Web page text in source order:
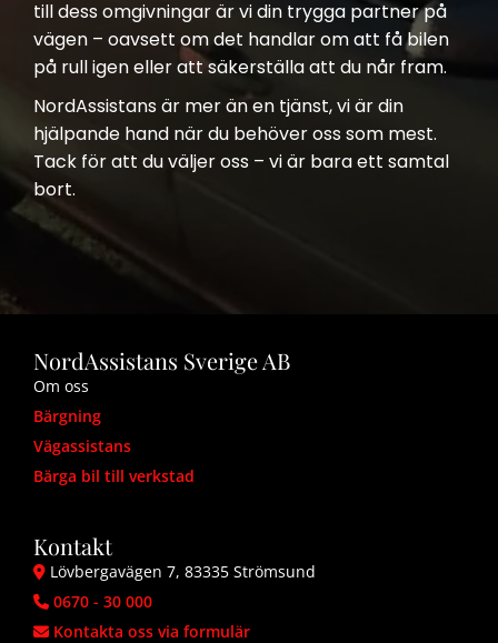
till dess omgivningar är vi din trygga partner på
vägen – oavsett om det handlar om att få bilen
på rull igen eller att säkerställa att du når fram.
NordAssistans är mer än en tjänst, vi är din
hjälpande hand när du behöver oss som mest.
Tack för att du väljer oss – vi är bara ett samtal
bort.
NordAssistans Sverige AB
Om oss
Bärgning
Vägassistans
Bärga bil till verkstad
Kontakt
 Lövbergavägen 7, 83335 Strömsund
 0670 - 30 000
 Kontakta oss via formulär